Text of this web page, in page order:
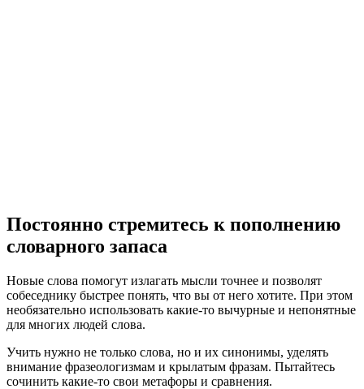
Постоянно стремитесь к пополнению
словарного запаса
Новые слова помогут излагать мысли точнее и позволят
собеседнику быстрее понять, что вы от него хотите. При этом
необязательно использовать какие-то вычурные и непонятные
для многих людей слова.
Учить нужно не только слова, но и их синонимы, уделять
внимание фразеологизмам и крылатым фразам. Пытайтесь
сочинить какие-то свои метафоры и сравнения.